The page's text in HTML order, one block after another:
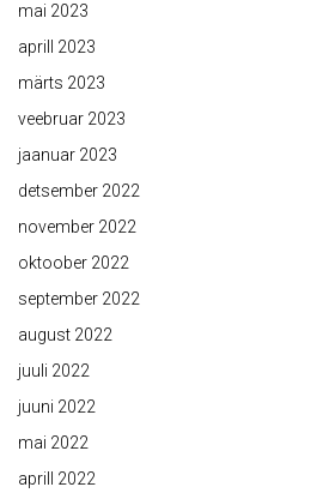
mai 2023
aprill 2023
märts 2023
veebruar 2023
jaanuar 2023
detsember 2022
november 2022
oktoober 2022
september 2022
august 2022
juuli 2022
juuni 2022
mai 2022
aprill 2022